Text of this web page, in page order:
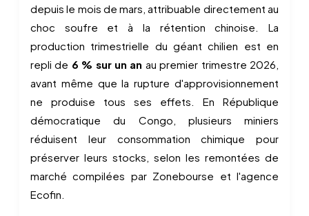
depuis le mois de mars, attribuable directement au
choc soufre et à la rétention chinoise. La
production trimestrielle du géant chilien est en
repli de 6 % sur un an au premier trimestre 2026,
avant même que la rupture d'approvisionnement
ne produise tous ses effets. En République
démocratique du Congo, plusieurs miniers
réduisent leur consommation chimique pour
préserver leurs stocks, selon les remontées de
marché compilées par Zonebourse et l'agence
Ecofin.